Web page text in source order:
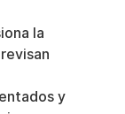
la
y